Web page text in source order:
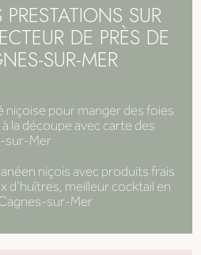
SUR
DE PRÈS DE
SUR-MER
niçoise pour manger des foies
la découpe avec carte des
sur-Mer
niçois avec produits frais
d'huîtres, meilleur cocktail en
sur-Mer